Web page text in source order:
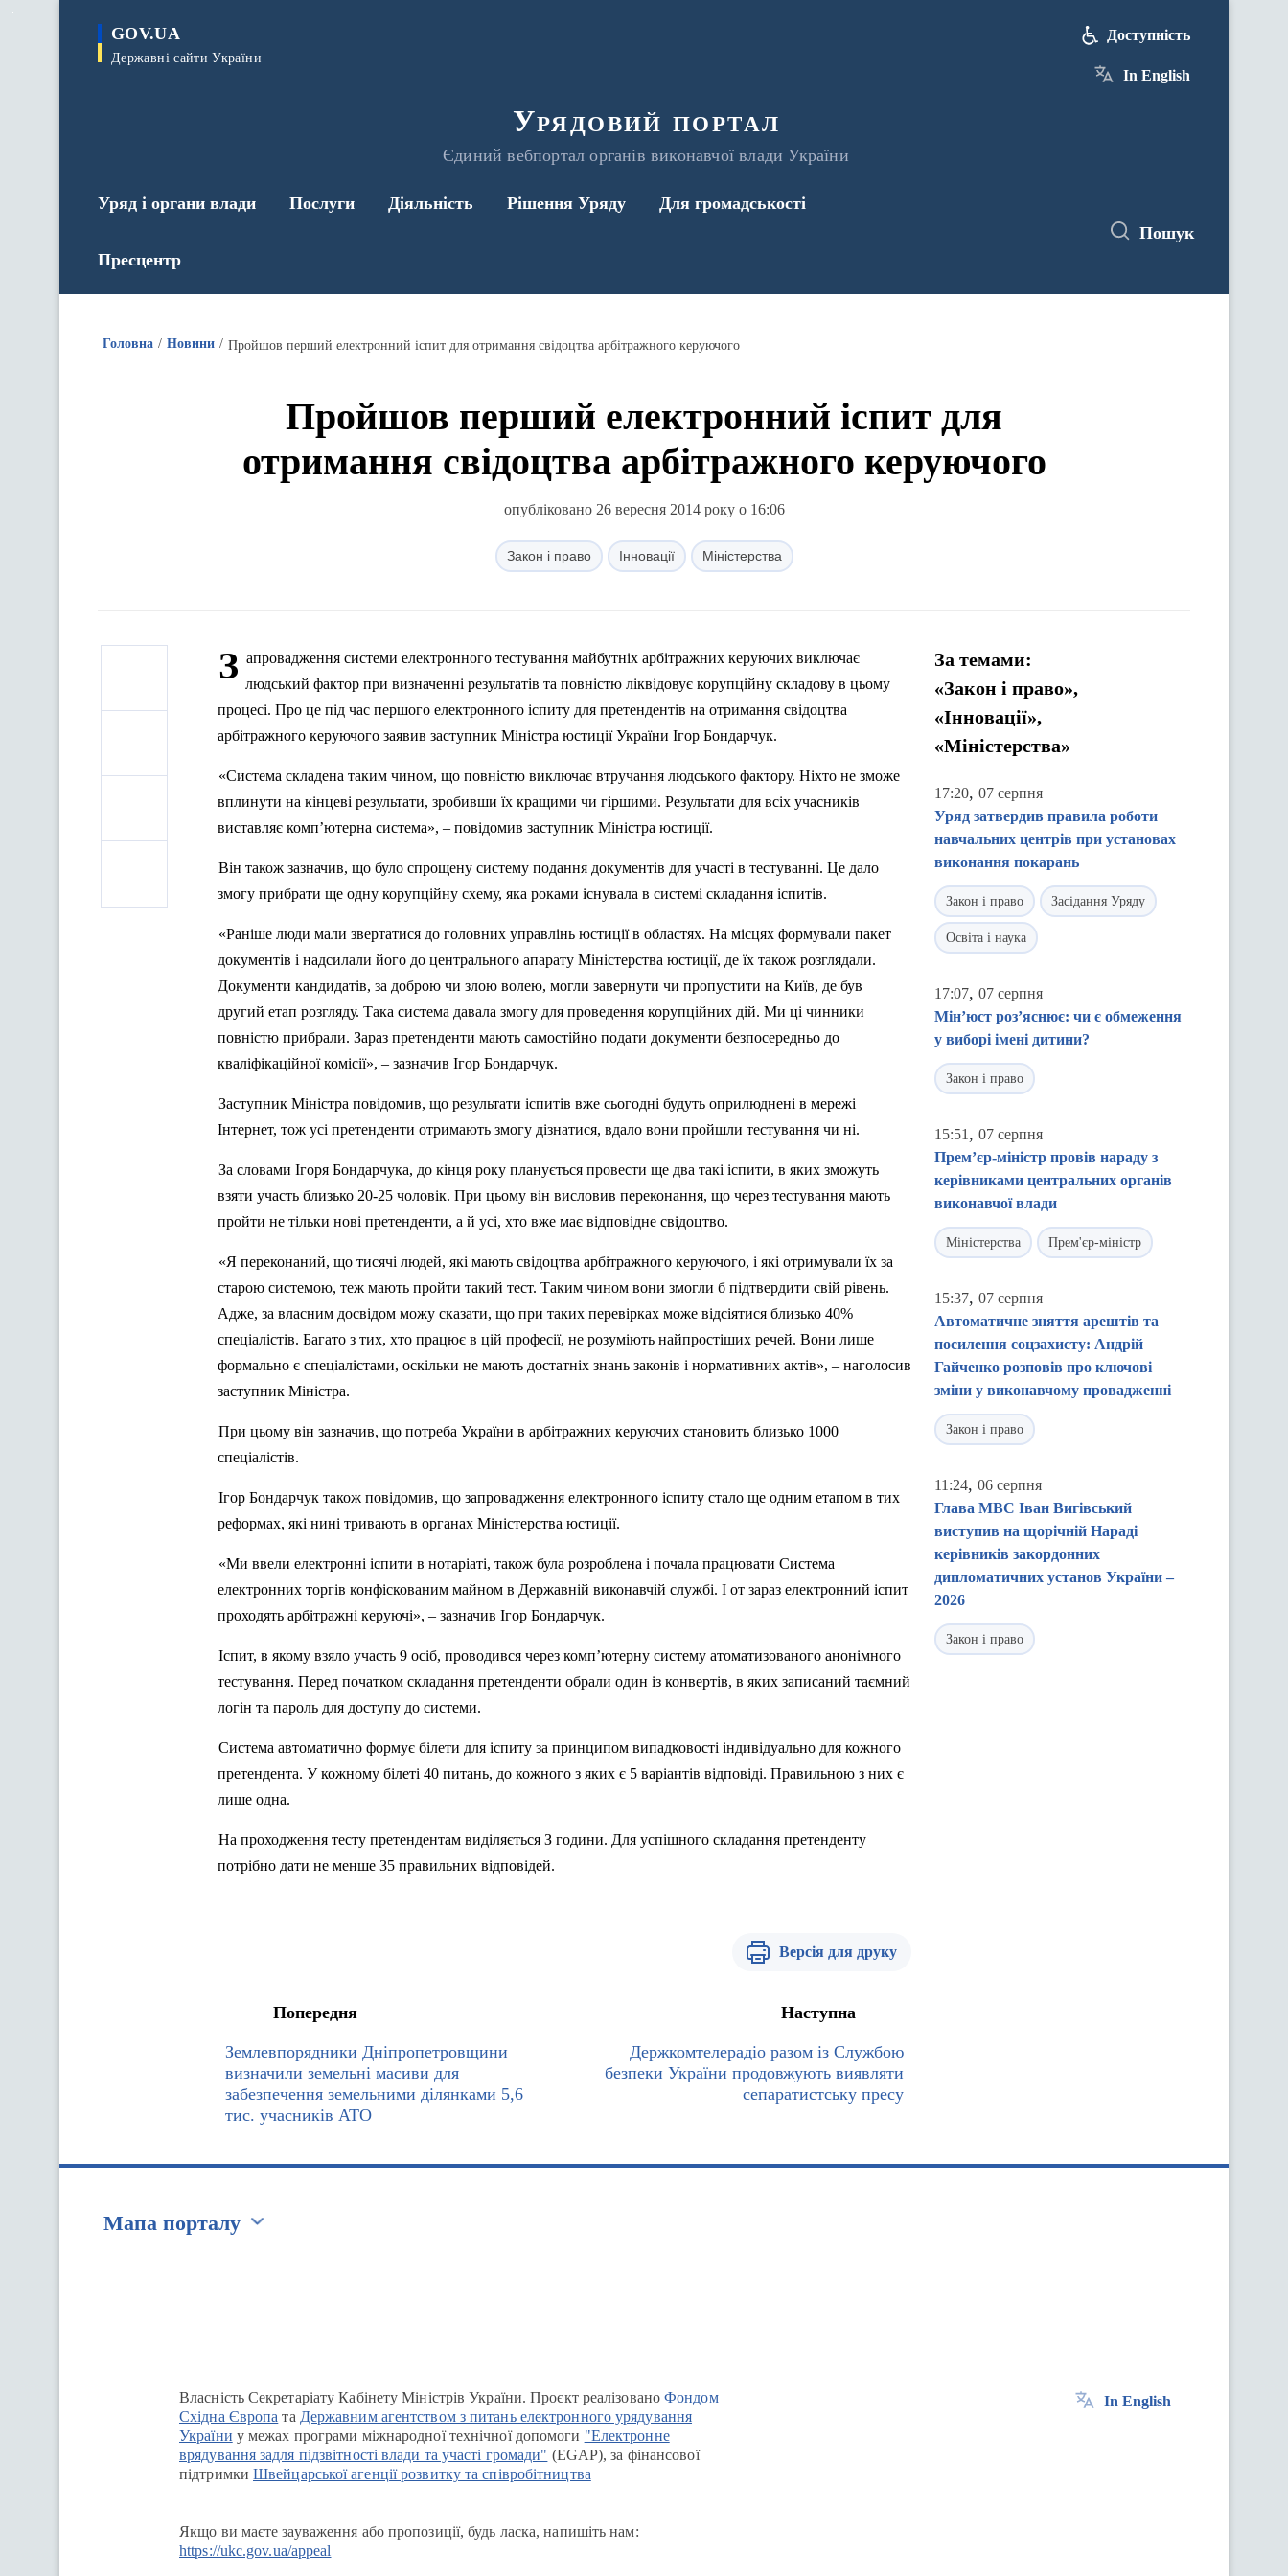
GOV.UA
Державні сайти України
Урядовий портал
Єдиний вебпортал органів виконавчої влади України
Доступність
In English
Уряд і органи влади Послуги Діяльність Рішення Уряду Для громадськості
Пресцентр
Пошук
Головна Новини Пройшов перший електронний іспит для отримання свідоцтва арбітражного керуючого
Пройшов перший електронний іспит для
отримання свідоцтва арбітражного керуючого
опубліковано 26 вересня 2014 року о 16:06
Закон і право Інновації Міністерства
З апровадження системи електронного тестування майбутніх арбітражних керуючих виключає
людський фактор при визначенні результатів та повністю ліквідовує корупційну складову в цьому
процесі. Про це під час першого електронного іспиту для претендентів на отримання свідоцтва
арбітражного керуючого заявив заступник Міністра юстиції України Ігор Бондарчук.
«Система складена таким чином, що повністю виключає втручання людського фактору. Ніхто не зможе
вплинути на кінцеві результати, зробивши їх кращими чи гіршими. Результати для всіх учасників
виставляє комп’ютерна система», – повідомив заступник Міністра юстиції.
Він також зазначив, що було спрощену систему подання документів для участі в тестуванні. Це дало
змогу прибрати ще одну корупційну схему, яка роками існувала в системі складання іспитів.
«Раніше люди мали звертатися до головних управлінь юстиції в областях. На місцях формували пакет
документів і надсилали його до центрального апарату Міністерства юстиції, де їх також розглядали.
Документи кандидатів, за доброю чи злою волею, могли завернути чи пропустити на Київ, де був
другий етап розгляду. Така система давала змогу для проведення корупційних дій. Ми ці чинники
повністю прибрали. Зараз претенденти мають самостійно подати документи безпосередньо до
кваліфікаційної комісії», – зазначив Ігор Бондарчук.
Заступник Міністра повідомив, що результати іспитів вже сьогодні будуть оприлюднені в мережі
Інтернет, тож усі претенденти отримають змогу дізнатися, вдало вони пройшли тестування чи ні.
За словами Ігоря Бондарчука, до кінця року планується провести ще два такі іспити, в яких зможуть
взяти участь близько 20-25 чоловік. При цьому він висловив переконання, що через тестування мають
пройти не тільки нові претенденти, а й усі, хто вже має відповідне свідоцтво.
«Я переконаний, що тисячі людей, які мають свідоцтва арбітражного керуючого, і які отримували їх за
старою системою, теж мають пройти такий тест. Таким чином вони змогли б підтвердити свій рівень.
Адже, за власним досвідом можу сказати, що при таких перевірках може відсіятися близько 40%
спеціалістів. Багато з тих, хто працює в цій професії, не розуміють найпростіших речей. Вони лише
формально є спеціалістами, оскільки не мають достатніх знань законів і нормативних актів», – наголосив
заступник Міністра.
При цьому він зазначив, що потреба України в арбітражних керуючих становить близько 1000
спеціалістів.
Ігор Бондарчук також повідомив, що запровадження електронного іспиту стало ще одним етапом в тих
реформах, які нині тривають в органах Міністерства юстиції.
«Ми ввели електронні іспити в нотаріаті, також була розроблена і почала працювати Система
електронних торгів конфіскованим майном в Державній виконавчій службі. І от зараз електронний іспит
проходять арбітражні керуючі», – зазначив Ігор Бондарчук.
Іспит, в якому взяло участь 9 осіб, проводився через комп’ютерну систему атоматизованого анонімного
тестування. Перед початком складання претенденти обрали один із конвертів, в яких записаний таємний
логін та пароль для доступу до системи.
Система автоматично формує білети для іспиту за принципом випадковості індивідуально для кожного
претендента. У кожному білеті 40 питань, до кожного з яких є 5 варіантів відповіді. Правильною з них є
лише одна.
На проходження тесту претендентам виділяється З години. Для успішного складання претенденту
потрібно дати не менше 35 правильних відповідей.
Версія для друку
Попередня
Землевпорядники Дніпропетровщини
визначили земельні масиви для
забезпечення земельними ділянками 5,6
тис. учасників АТО
Наступна
Держкомтелерадіо разом із Службою
безпеки України продовжують виявляти
сепаратистську пресу
За темами:
«Закон і право»,
«Інновації»,
«Міністерства»
17:20, 07 серпня
Уряд затвердив правила роботи
навчальних центрів при установах
виконання покарань
Закон і право Засідання Уряду
Освіта і наука
17:07, 07 серпня
Мін’юст роз’яснює: чи є обмеження
у виборі імені дитини?
Закон і право
15:51 , 07 серпня
Прем’єр-міністр провів нараду з
керівниками центральних органів
виконавчої влади
Міністерства Прем'єр-міністр
15:37, 07 серпня
Автоматичне зняття арештів та
посилення соцзахисту: Андрій
Гайченко розповів про ключові
зміни у виконавчому провадженні
Закон і право
11:24, 06 серпня
Глава МВС Іван Вигівський
виступив на щорічній Нараді
керівників закордонних
дипломатичних установ України –
2026
Закон і право
Мапа порталу
Власність Секретаріату Кабінету Міністрів України. Проєкт реалізованоФондом
Східна Європа та Державним агентством з питань електронного урядування
України у межах програми міжнародної технічної допомоги "Електронне
врядування задля підзвітності влади та участі громади" (EGAP), за фінансової
підтримки Швейцарської агенції розвитку та співробітництва
Якщо ви маєте зауваження або пропозиції, будь ласка, напишіть нам:
https://ukc.gov.ua/appeal
In English